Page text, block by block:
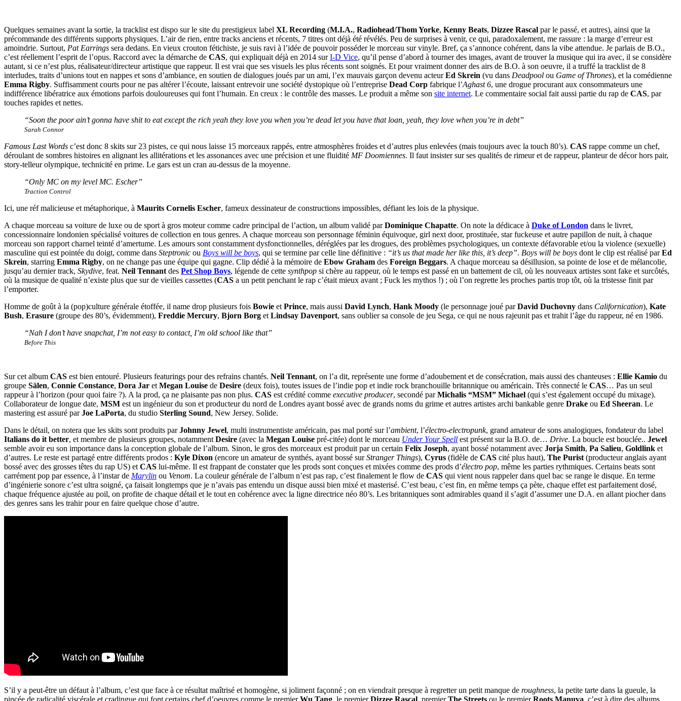
Quelques semaines avant la sortie, la tracklist est dispo sur le site du prestigieux label XL Recording (M.I.A., Radiohead/Thom Yorke, Kenny Beats, Dizzee Rascal par le passé, et autres), ainsi que la
précommande des différents supports physiques. L’air de rien, entre tracks anciens et récents, 7 titres ont déjà été révélés. Peu de surprises à venir, ce qui, paradoxalement, me rassure : la marge d’erreur est
amoindrie. Surtout, Pat Earrings sera dedans. En vieux crouton fétichiste, je suis ravi à l’idée de pouvoir posséder le morceau sur vinyle. Bref, ça s’annonce cohérent, dans la vibe attendue. Je parlais de B.O.,
c’est réellement l’esprit de l’opus. Raccord avec la démarche de CAS, qui expliquait déjà en 2014 surI-D Vice, qu’il pense d’abord à tourner des images, avant de trouver la musique qui ira avec, il se considère
autant, si ce n’est plus, réalisateur/directeur artistique que rappeur. Il est vrai que ses visuels les plus récents sont soignés. Et pour vraiment donner des airs de B.O. à son oeuvre, il a truffé la tracklist de 8
interludes, traits d’unions tout en nappes et sons d’ambiance, en soutien de dialogues joués par un ami, l’ex mauvais garçon devenu acteurEd Skrein (vu dans Deadpool ou Game of Thrones), et la comédienne
Emma Rigby. Suffisamment courts pour ne pas altérer l’écoute, laissant entrevoir une société dystopique où l’entreprise Dead Corp fabrique l’Aghast 6, une drogue procurant aux consommateurs une
indifférence libératrice aux émotions parfois douloureuses qui font l’humain. En creux : le contrôle des masses. Le produit a même son site internet. Le commentaire social fait aussi partie du rap de CAS, par
touches rapides et nettes.
“Soon the poor ain’t gonna have shit to eat except the rich yeah they love you when you’re dead let you have that loan, yeah, they love when you’re in debt”
Sarah Connor
Famous Last Words c’est donc 8 skits sur 23 pistes, ce qui nous laisse 15 morceaux rappés, entre atmosphères froides et d’autres plus enlevées (mais toujours avec la touch 80’s). CAS rappe comme un chef,
déroulant de sombres histoires en alignant les allitérations et les assonances avec une précision et une fluidité MF Doomiennes. Il faut insister sur ses qualités de rimeur et de rappeur, planteur de décor hors pair,
story-telleur olympique, technicité en prime. Le gars est un cran au-dessus de la moyenne.
“Only MC on my level MC. Escher”
Traction Control
Ici, une réf malicieuse et métaphorique, à Maurits Cornelis Escher, fameux dessinateur de constructions impossibles, défiant les lois de la physique.
A chaque morceau sa voiture de luxe ou de sport à gros moteur comme cadre principal de l’action, un album validé parDominique Chapatte. On note la dédicace à Duke of London dans le livret,
concessionnaire londonien spécialisé voitures de collection en tous genres. A chaque morceau son personnage féminin équivoque, girl next door, prostituée, star fuckeuse et autre papillon de nuit, à chaque
morceau son rapport charnel teinté d’amertume. Les amours sont constamment dysfonctionnelles, déréglées par les drogues, des problèmes psychologiques, un contexte défavorable et/ou la violence (sexuelle)
masculine qui est pointée du doigt, comme dans Steptronic ou Boys will be boys, qui se termine par celle line définitive : “it’s us that made her like this, it’s deep”. Boys will be boys dont le clip est réalisé parEd
Skrein, starring Emma Rigby, on ne change pas une équipe qui gagne. Clip dédié à la mémoire de Ebow Graham des Foreign Beggars. A chaque morceau sa désillusion, sa pointe de lose et de mélancolie,
jusqu’au dernier track, Skydive, feat. Neil Tennant des Pet Shop Boys, légende de cette synthpop si chère au rappeur, où le temps est passé en un battement de cil, où les nouveaux artistes sont fake et surcôtés,
où la musique de qualité n’existe plus que sur de vieilles cassettes (CAS a un petit penchant le rap c’était mieux avant ; Fuck les mythos !) ; où l’on regrette les proches partis trop tôt, où la tristesse finit par
l’emporter.
Homme de goût à la (pop)culture générale étoffée, il name drop plusieurs fois Bowie et Prince, mais aussi David Lynch, Hank Moody (le personnage joué parDavid Duchovny dans Californication), Kate
Bush, Erasure (groupe des 80’s, évidemment), Freddie Mercury, Bjorn Borg et Lindsay Davenport, sans oublier sa console de jeu Sega, ce qui ne nous rajeunit pas et trahit l’âge du rappeur, né en 1986.
“Nah I don’t have snapchat, I’m not easy to contact, I’m old school like that”
Before This
Sur cet album CAS est bien entouré. Plusieurs featurings pour des refrains chantés. Neil Tennant, on l’a dit, représente une forme d’adoubement et de consécration, mais aussi des chanteuses : Ellie Kamio du
groupe Sälen, Connie Constance, Dora Jar et Megan Louise de Desire (deux fois), toutes issues de l’indie pop et indie rock branchouille britannique ou américain. Très connecté le CAS… Pas un seul
rappeur à l’horizon (pour quoi faire ?). A la prod, ça ne plaisante pas non plus. CAS est crédité comme executive producer, secondé parMichalis “MSM” Michael (qui s’est également occupé du mixage).
Collaborateur de longue date, MSM est un ingénieur du son et producteur du nord de Londres ayant bossé avec de grands noms du grime et autres artistes archi bankable genre Drake ou Ed Sheeran. Le
mastering est assuré parJoe LaPorta, du studio Sterling Sound, New Jersey. Solide.
Dans le détail, on notera que les skits sont produits parJohnny Jewel, multi instrumentiste américain, pas mal porté sur l’ambient, l’électro-electropunk, grand amateur de sons analogiques, fondateur du label
Italians do it better, et membre de plusieurs groupes, notamment Desire (avec la Megan Louise pré-citée) dont le morceau Under Your Spell est présent sur la B.O. de… Drive. La boucle est bouclée.. Jewel
semble avoir eu son importance dans la conception globale de l’album. Sinon, le gros des morceaux est produit par un certain Felix Joseph, ayant bossé notamment avec Jorja Smith, Pa Salieu, Goldlink et
d’autres. Le reste est partagé entre différents prodos : Kyle Dixon (encore un amateur de synthés, ayant bossé surStranger Things), Cyrus (fidèle de CAS cité plus haut), The Purist (producteur anglais ayant
bossé avec des grosses têtes du rap US) et CAS lui-même. Il est frappant de constater que les prods sont conçues et mixées comme des prods d’électro pop, même les parties rythmiques. Certains beats sont
carrément pop par essence, à l’instar de Marylin ou Venom. La couleur générale de l’album n’est pas rap, c’est finalement le flow de CAS qui vient nous rappeler dans quel bac se range le disque. En terme
d’ingénierie sonore c’est ultra soigné, ça faisait longtemps que je n’avais pas entendu un disque aussi bien mixé et masterisé. C’est beau, c’est fin, en même temps ça pète, chaque effet est parfaitement dosé,
chaque fréquence ajustée au poil, on profite de chaque détail et le tout en cohérence avec la ligne directrice néo 80’s. Les britanniques sont admirables quand il s’agit d’assumer une D.A. en allant piocher dans
des genres sans les trahir pour en faire quelque chose d’autre.
S’il y a peut-être un défaut à l’album, c’est que face à ce résultat maîtrisé et homogène, si joliment façonné ; on en viendrait presque à regretter un petit manque de roughness, la petite tarte dans la gueule, la
pincée de radicalité viscérale et cradingue qui font certains chef d’oeuvres comme le premierWu Tang , le premierDizzee Rascal , premierThe Streets ou le premierRoots Manuva , c’est à dire des albums